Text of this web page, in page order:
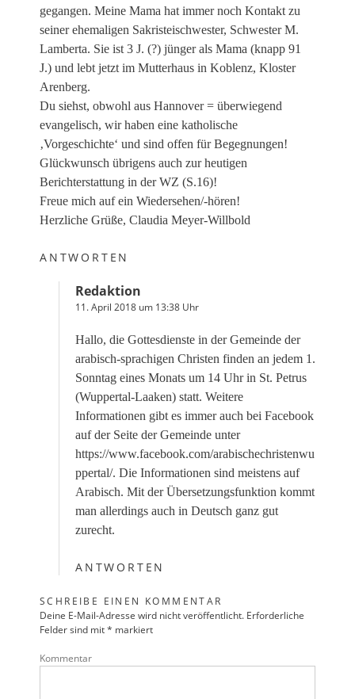
gegangen. Meine Mama hat immer noch Kontakt zu
seiner ehemaligen Sakristeischwester, Schwester M.
Lamberta. Sie ist 3 J. (?) jünger als Mama (knapp 91
J.) und lebt jetzt im Mutterhaus in Koblenz, Kloster
Arenberg.
Du siehst, obwohl aus Hannover = überwiegend
evangelisch, wir haben eine katholische
‚Vorgeschichte‘ und sind offen für Begegnungen!
Glückwunsch übrigens auch zur heutigen
Berichterstattung in der WZ (S.16)!
Freue mich auf ein Wiedersehen/-hören!
Herzliche Grüße, Claudia Meyer-Willbold
ANTWORTEN
Redaktion
11. April 2018 um 13:38 Uhr
Hallo, die Gottesdienste in der Gemeinde der
arabisch-sprachigen Christen finden an jedem 1.
Sonntag eines Monats um 14 Uhr in St. Petrus
(Wuppertal-Laaken) statt. Weitere
Informationen gibt es immer auch bei Facebook
auf der Seite der Gemeinde unter
https://www.facebook.com/arabischechristenwu
ppertal/. Die Informationen sind meistens auf
Arabisch. Mit der Übersetzungsfunktion kommt
man allerdings auch in Deutsch ganz gut
zurecht.
ANTWORTEN
SCHREIBE EINEN KOMMENTAR
Deine E-Mail-Adresse wird nicht veröffentlicht. Erforderliche
Felder sind mit* markiert
Kommentar